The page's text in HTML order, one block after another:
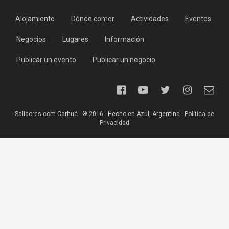
Alojamiento Dónde comer Actividades Eventos
Negocios Lugares Información
Publicar un evento Publicar un negocio
Salidores.com Carhué - ® 2016 - Hecho en Azul, Argentina - Política de
Privacidad